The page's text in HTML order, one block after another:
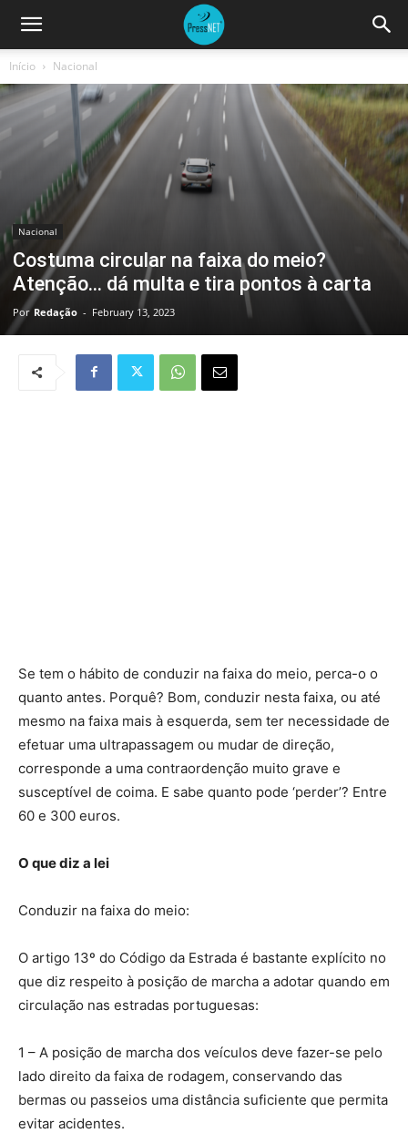
Início Nacional
Nacional
Costuma circular na faixa do meio?
Atenção… dá multa e tira pontos à carta
Por Redação - February 13, 2023
Se tem o hábito de conduzir na faixa do meio, perca-o o
quanto antes. Porquê? Bom, conduzir nesta faixa, ou até
mesmo na faixa mais à esquerda, sem ter necessidade de
efetuar uma ultrapassagem ou mudar de direção,
corresponde a uma contraordenção muito grave e
susceptível de coima. E sabe quanto pode ‘perder’? Entre
60 e 300 euros.
O que diz a lei
Conduzir na faixa do meio:
O artigo 13º do Código da Estrada é bastante explícito no
que diz respeito à posição de marcha a adotar quando em
circulação nas estradas portuguesas:
1 – A posição de marcha dos veículos deve fazer-se pelo
lado direito da faixa de rodagem, conservando das
bermas ou passeios uma distância suficiente que permita
evitar acidentes.